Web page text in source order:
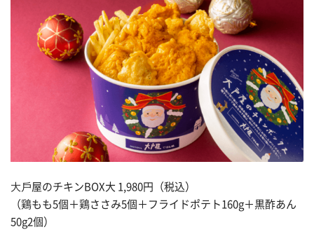
⼤⼾屋のチキンBOX大 1,980円（税込）
（鶏もも5個＋鶏ささみ5個＋フライドポテト160g＋黒酢あん
50g2個）